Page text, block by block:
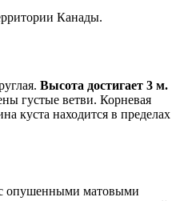
Канады.
Высота достигает 3 м.
густые ветви. Корневая
куста находится в пределах
опушенными матовыми